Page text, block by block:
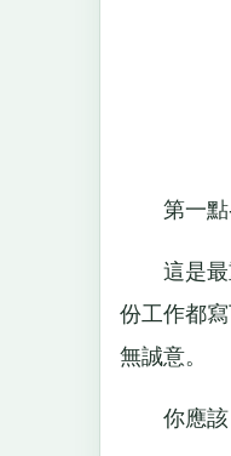
第一點-
這是最重
份工作都
無誠意。
你應該